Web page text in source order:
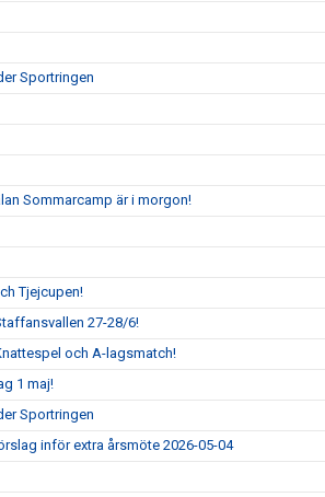
Sportringen
Sommarcamp är i morgon!
Tjejcupen!
27-28/6!
och A-lagsmatch!
1 maj!
Sportringen
inför extra årsmöte 2026-05-04